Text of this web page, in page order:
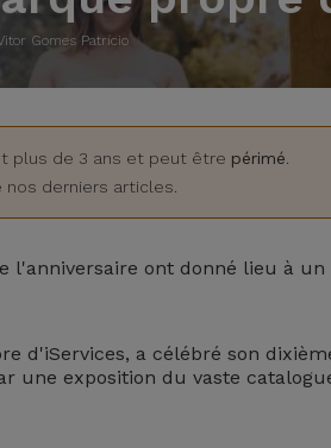
Gomes Patrício
plus de 3 ans et peut être périmé
nos derniers articles.
l'anniversaire ont donné lieu à
d'iServices, a célébré son
une exposition du vaste